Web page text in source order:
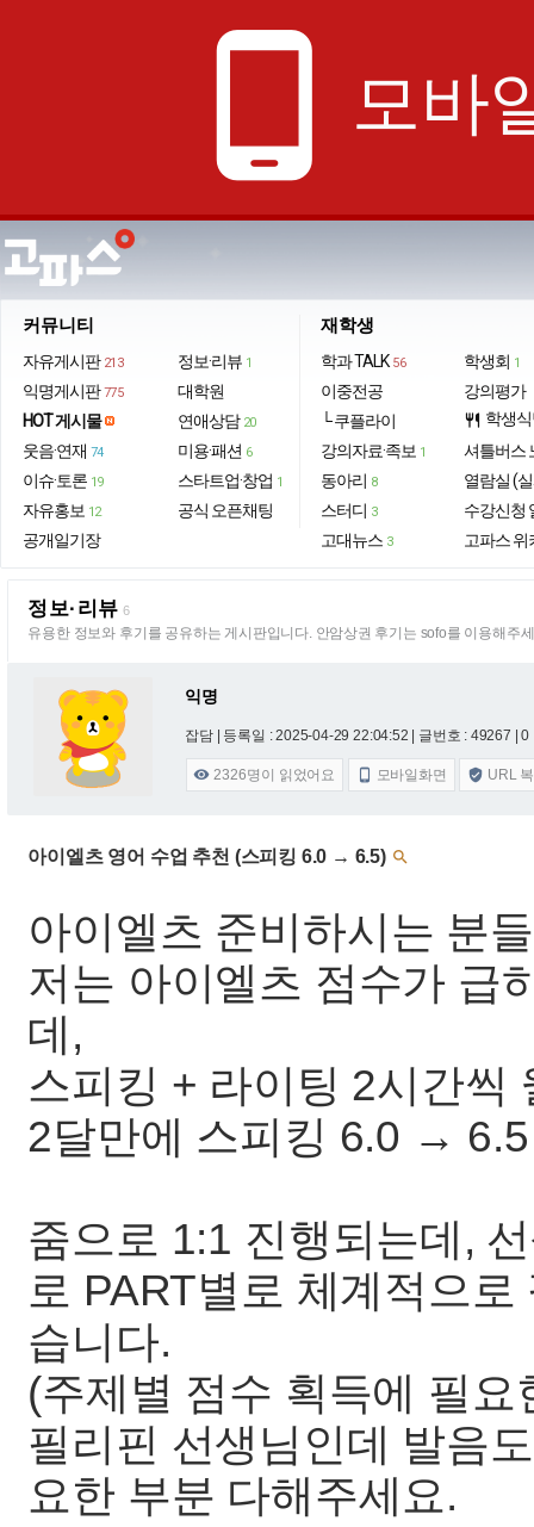
phone_android 모바
커뮤니티
자유게시판 213
익명게시판 775
HOT 게시물
웃음·연재 74
이슈·토론 19
자유홍보 12
공개일기장
정보·리뷰 1
대학원
연애상담 20
미용·패션 6
스타트업·창업 1
공식 오픈채팅
재학생
학과 TALK 56
이중전공
└ 쿠플라이
강의자료·족보 1
동아리 8
스터디 3
고대뉴스 3
학생회 1
강의평가
restaurant 학생
셔틀버스
열람실 (
수강신청
고파스 위
정보·리뷰 6
유용한 정보와 후기를 공유하는 게시판입니다. 안암상권 후기는 sofo를 이용해주
익명
잡담 | 등록일 : 2025-04-29 22:04:52 | 글번호 : 49267 | 0
 2326명이 읽었어요  모바일화면  URL
아이엘츠 영어 수업 추천 (스피킹 6.0 → 6.5) 
아이엘츠 준비하시는 분
저는 아이엘츠 점수가 급
데,
스피킹 + 라이팅 2시간씩
2달만에 스피킹 6.0 →
줌으로 1:1 진행되는데,
로 PART별로 체계적으
습니다.
(주제별 점수 획득에 필
필리핀 선생님인데 발음
요한 부분 다해주세요.